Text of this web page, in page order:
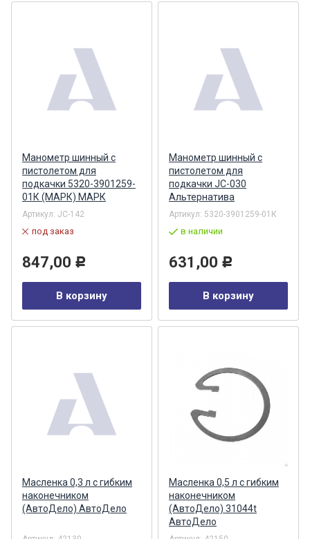
Манометр шинный с
пистолетом для
подкачки 5320-3901259-
01К (МАРК) МАРК
Артикул: JC-142
под заказ
847,00 Р
В корзину
Манометр шинный с
пистолетом для
подкачки JC-030
Альтернатива
Артикул: 5320-3901259-01К
в наличии
631,00 Р
В корзину
Масленка 0,3 л с гибким
наконечником
(АвтоДело) АвтоДело
Масленка 0,5 л с гибким
наконечником
(АвтоДело) 31044t
АвтоДело